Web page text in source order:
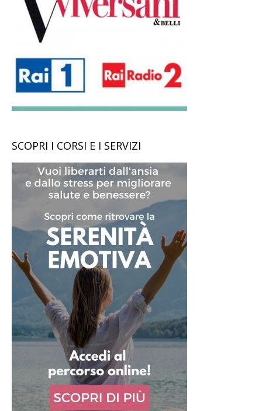
SCOPRI I CORSI E I SERVIZI